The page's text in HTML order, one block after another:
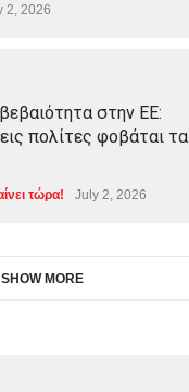
2, 2026
στην ΕΕ:
πολίτες φοβάται τα
τώρα! July 2, 2026
SHOW MORE